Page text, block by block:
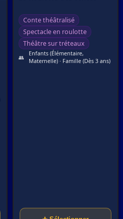
Conte théâtralisé
Spectacle en roulotte
Théâtre sur tréteaux
👥
Enfants (Élémentaire,
Maternelle) · Famille (Dès 3 ans)